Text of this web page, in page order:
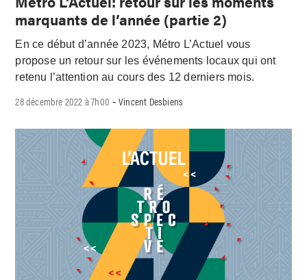
marquants de l’année (partie 2)
En ce début d’année 2023, Métro L’Actuel vous
propose un retour sur les événements locaux qui ont
retenu l’attention au cours des 12 derniers mois.
28 décembre 2022 à 7h00 -Vincent Desbiens